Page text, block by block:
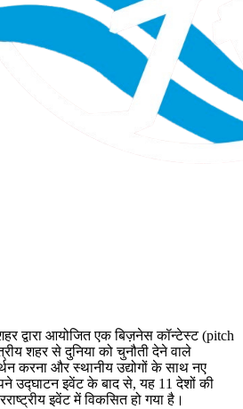
द्वारा आयोजित एक बिज़नेस कॉन्टेस्ट (pitch
शहर से दुनिया को चुनौती देने वाले
करना और स्थानीय उद्योगों के साथ नए
उद्घाटन इवेंट के बाद से, यह 11 देशों की
इवेंट में विकसित हो गया है।